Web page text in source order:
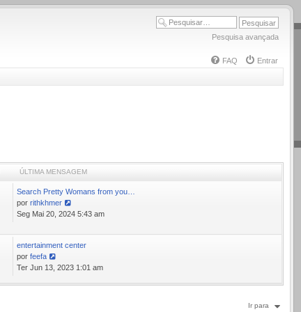
Pesquisa avançada
FAQ
Entrar
ÚLTIMA MENSAGEM
Search Pretty Womans from you…
porrithkhmer
Ver
mensagem
Seg Mai 20, 2024 5:43 am
entertainment center
porfeefa
Ver
Ter Jun 13, 2023 1:01 am
Ir para